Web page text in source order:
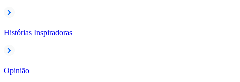
Histórias Inspiradoras
Opinião